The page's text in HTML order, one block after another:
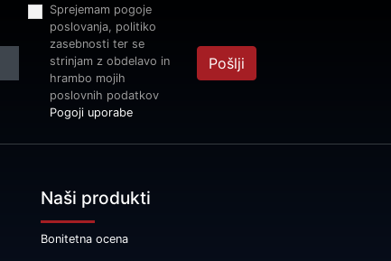
Sprejemam pogoje
poslovanja, politiko
zasebnosti ter se
strinjam z obdelavo in
hrambo mojih
poslovnih podatkov
Pogoji uporabe
Pošlji
Naši produkti
Bonitetna ocena